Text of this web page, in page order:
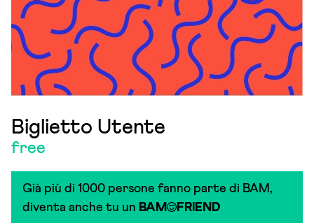
Biglietto Utente
free
Già più di 1000 persone fanno parte di BAM,
diventa anche tu un BAM FRIEND